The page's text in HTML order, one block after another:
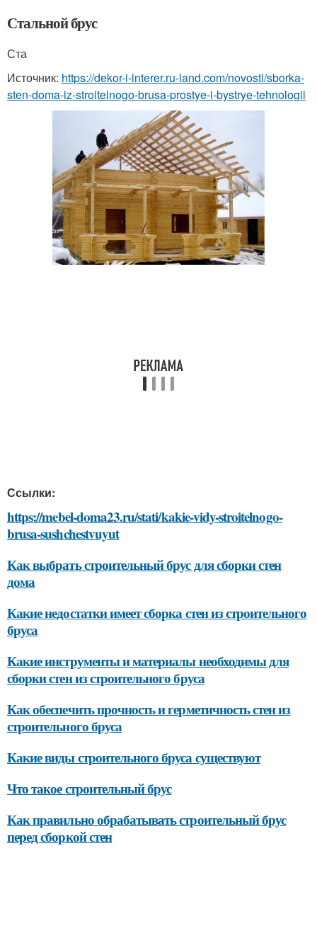
Стальной брус
Ста
Источник: https://dekor-i-interer.ru-land.com/novosti/sborka-
sten-doma-iz-stroitelnogo-brusa-prostye-i-bystrye-tehnologii
Ссылки:
https://mebel-doma23.ru/stati/kakie-vidy-stroitelnogo-
brusa-sushchestvuyut
Как выбрать строительный брус для сборки стен
дома
Какие недостатки имеет сборка стен из строительного
бруса
Какие инструменты и материалы необходимы для
сборки стен из строительного бруса
Как обеспечить прочность и герметичность стен из
строительного бруса
Какие виды строительного бруса существуют
Что такое строительный брус
Как правильно обрабатывать строительный брус
перед сборкой стен